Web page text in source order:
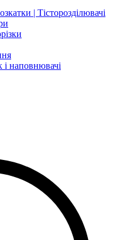
| Тісторозділювачі
і наповнювачі